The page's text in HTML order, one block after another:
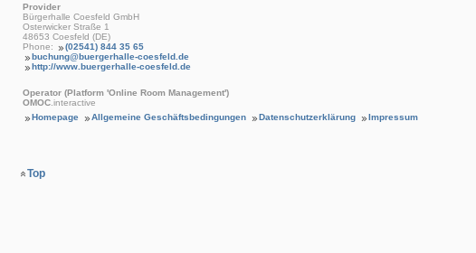
Provider
Bürgerhalle Coesfeld GmbH
Osterwicker Straße 1
48653 Coesfeld (DE)
Phone:
(02541) 844 35 65
buchung@buergerhalle-coesfeld.de
http://www.buergerhalle-coesfeld.de
Operator (Platform 'Online Room Management')
OMOC .interactive
Homepage
Allgemeine Geschäftsbedingungen Datenschutzerklärung Impressum
Top